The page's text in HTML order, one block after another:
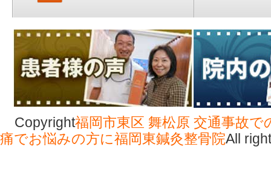
Copyright福岡市東区 舞松原 交通事故で
痛でお悩みの方に福岡東鍼灸整骨院All